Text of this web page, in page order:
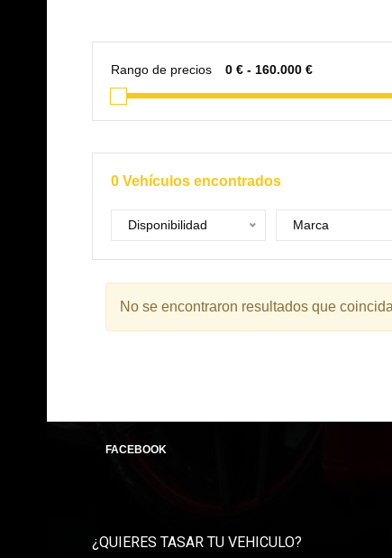
Rango de precios
0 Vehículos encontrados
Disponibilidad Marca
No se encontraron resultados que
FACEBOOK
¿QUIERES TASAR TU VEHICULO?